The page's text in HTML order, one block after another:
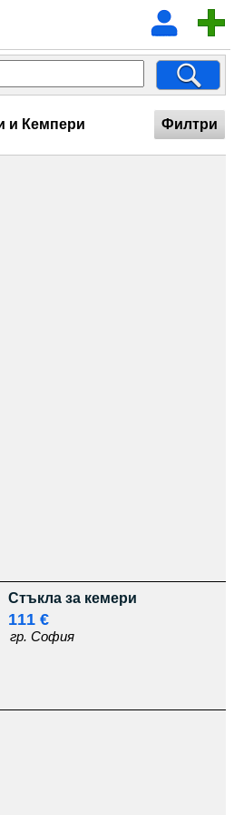
и Кемпери Филтри
Стъкла за кемери
111 €
гр. София